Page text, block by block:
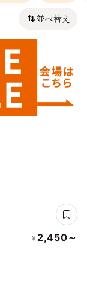
並べ替え
¥ 2,450～